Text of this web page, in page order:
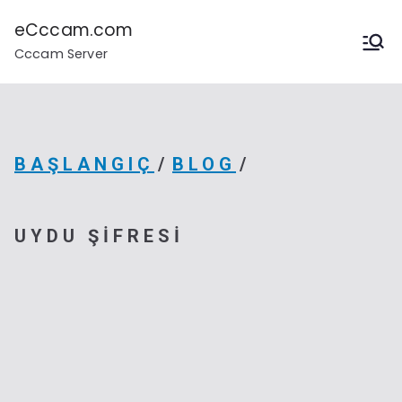
geçeCccam.com
Cccam Server
BAŞLANGIÇ BLOG
UYDU ŞIFRESI